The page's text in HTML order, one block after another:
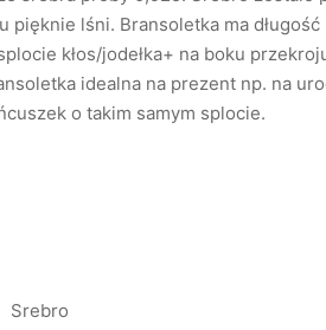
pięknie lśni. Bransoletka ma
kłos/jodełka+ na boku
idealna na prezent np. na
o takim samym splocie.
Srebro